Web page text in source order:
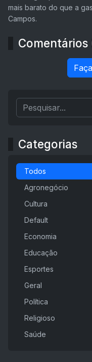
mais barato do que a
Campos.
Comentários
Categorias
Todos
Agronegócio
Cultura
Default
Economia
Educação
Esportes
Geral
Política
Religioso
Saúde